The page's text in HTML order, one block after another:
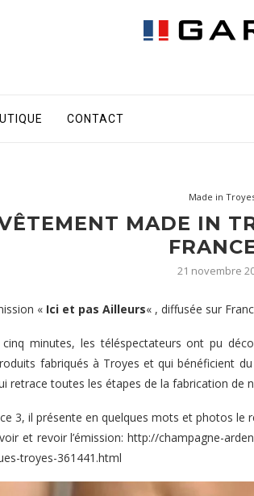
CONTACT
Made in
MADE IN
21 novembre
« Ici et pas Ailleurs« , diffusée sur
minutes, les téléspectateurs ont pu
fabriqués à Troyes et qui bénéficient
retrace toutes les étapes de la fabrication de
3, il présente en quelques mots et photos le
et revoir l’émission: http://champagne-
troyes-361441.html